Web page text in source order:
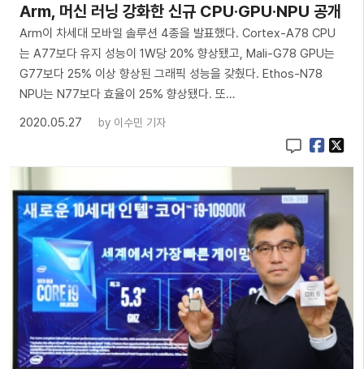
Arm, 머신 러닝 강화한 신규 CPU·GPU·NPU 공개
Arm이 차세대 모바일 솔루션 4종을 발표했다. Cortex-A78 CPU
는 A77보다 유지 성능이 1W당 20% 향상됐고, Mali-G78 GPU는
G77보다 25% 이상 향상된 그래픽 성능을 갖췄다. Ethos-N78
NPU는 N77보다 효율이 25% 향상됐다. 또…
2020.05.27
by 이수민 기자